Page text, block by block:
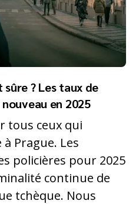
? Les taux de
en 2025
tous ceux qui
Prague. Les
policières pour 2025
continue de
tchèque. Nous